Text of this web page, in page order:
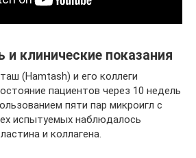
и клинические показания
(Hamtash) и его коллеги
пациентов через 10 недель
пяти пар микроигл с
испытуемых наблюдалось
и коллагена.